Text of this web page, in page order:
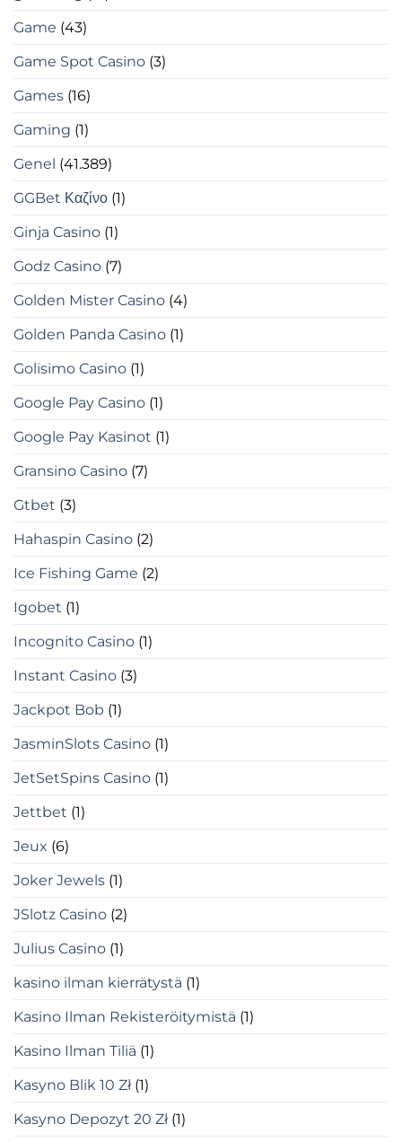
Game (43)
Game Spot Casino (3)
Games (16)
Gaming (1)
Genel (41.389)
GGBet Καζίνο (1)
Ginja Casino (1)
Godz Casino (7)
Golden Mister Casino (4)
Golden Panda Casino (1)
Golisimo Casino (1)
Google Pay Casino (1)
Google Pay Kasinot (1)
Gransino Casino (7)
Gtbet (3)
Hahaspin Casino (2)
Ice Fishing Game (2)
Igobet (1)
Incognito Casino (1)
Instant Casino (3)
Jackpot Bob (1)
JasminSlots Casino (1)
JetSetSpins Casino (1)
Jettbet (1)
Jeux (6)
Joker Jewels (1)
JSlotz Casino (2)
Julius Casino (1)
kasino ilman kierrätystä (1)
Kasino Ilman Rekisteröitymistä (1)
Kasino Ilman Tiliä (1)
Kasyno Blik 10 Zł(1)
Kasyno Depozyt 20 Zł(1)